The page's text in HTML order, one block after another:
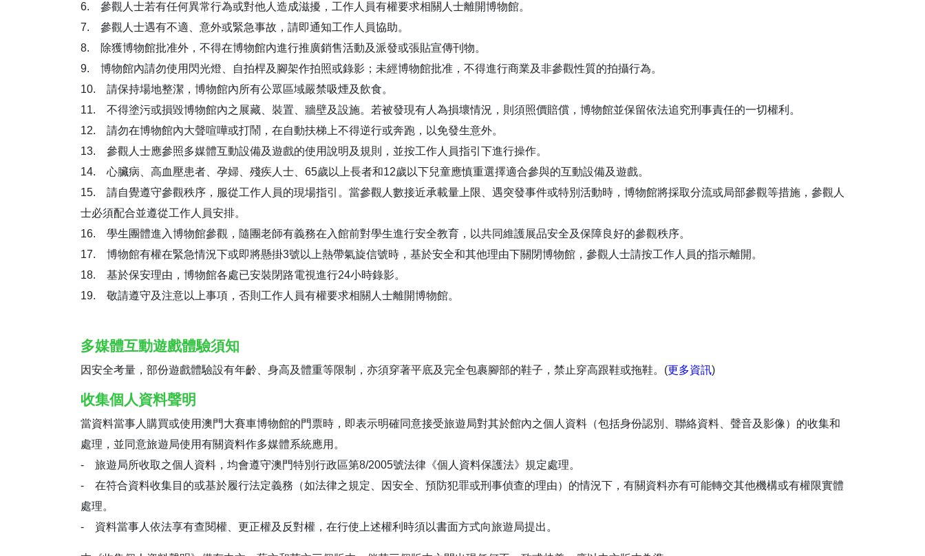
6. 參觀人士若有任何異常行為或對他人造成滋擾，工作人員有權要求相關人士離開博物館。
7. 參觀人士遇有不適、意外或緊急事故，請即通知工作人員協助。
8. 除獲博物館批准外，不得在博物館內進行推廣銷售活動及派發或張貼宣傳刊物。
9. 博物館內請勿使用閃光燈、自拍桿及腳架作拍照或錄影；未經博物館批准，不得進行商業及非參觀性質的拍攝行為。
10. 請保持場地整潔，博物館內所有公眾區域嚴禁吸煙及飲食。
11. 不得塗污或損毀博物館內之展藏、裝置、牆壁及設施。若被發現有人為損壞情況，則須照價賠償，博物館並保留依法追究刑事責任的一切權利。
12. 請勿在博物館內大聲喧嘩或打鬧，在自動扶梯上不得逆行或奔跑，以免發生意外。
13. 參觀人士應參照多媒體互動設備及遊戲的使用說明及規則，並按工作人員指引下進行操作。
14. 心臟病、高血壓患者、孕婦、殘疾人士、65歲以上長者和12歲以下兒童應慎重選擇適合參與的互動設備及遊戲。
15. 請自覺遵守參觀秩序，服從工作人員的現場指引。當參觀人數接近承載量上限、遇突發事件或特別活動時，博物館將採取分流或局部參觀等措施，參觀人
士必須配合並遵從工作人員安排。
16. 學生團體進入博物館參觀，隨團老師有義務在入館前對學生進行安全教育，以共同維護展品安全及保障良好的參觀秩序。
17. 博物館有權在緊急情況下或即將懸掛3號以上熱帶氣旋信號時，基於安全和其他理由下關閉博物館，參觀人士請按工作人員的指示離開。
18. 基於保安理由，博物館各處已安裝閉路電視進行24小時錄影。
19. 敬請遵守及注意以上事項，否則工作人員有權要求相關人士離開博物館。
多媒體互動遊戲體驗須知
因安全考量，部份遊戲體驗設有年齡、身高及體重等限制，亦須穿著平底及完全包裹腳部的鞋子，禁止穿高跟鞋或拖鞋。(更多資訊)
收集個人資料聲明
當資料當事人購買或使用澳門大賽車博物館的門票時，即表示明確同意接受旅遊局對其於館內之個人資料（包括身份認別、聯絡資料、聲音及影像）的收集和
處理，並同意旅遊局使用有關資料作多媒體系統應用。
- 旅遊局所收取之個人資料，均會遵守澳門特別行政區第8/2005號法律《個人資料保護法》規定處理。
- 在符合資料收集目的或基於履行法定義務（如法律之規定、因安全、預防犯罪或刑事偵查的理由）的情況下，有關資料亦有可能轉交其他機構或有權限實體
處理。
- 資料當事人依法享有查閱權、更正權及反對權，在行使上述權利時須以書面方式向旅遊局提出。